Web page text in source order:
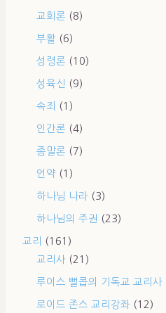
교회론 (8)
부활 (6)
성령론 (10)
성육신 (9)
속죄 (1)
인간론 (4)
종말론 (7)
언약 (1)
하나님 나라 (3)
하나님의 주권 (23)
교리
(161)
교리사 (21)
루이스 뻘콥의 기독교 교리사
로이드 존스 교리강좌 (12)